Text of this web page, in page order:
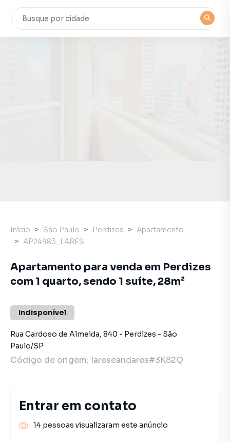
Início São Paulo Perdizes
Apartamento
AP24983_LARES
Apartamento para venda em Perdizes
com 1 quarto, sendo 1 suíte, 28m²
Indisponível
Rua Cardoso de Almeida, 840 - Perdizes - São
Paulo/SP
Código de origem: lareseandares#3K82Q
Entrar em contato
14 pessoas visualizaram este anúncio